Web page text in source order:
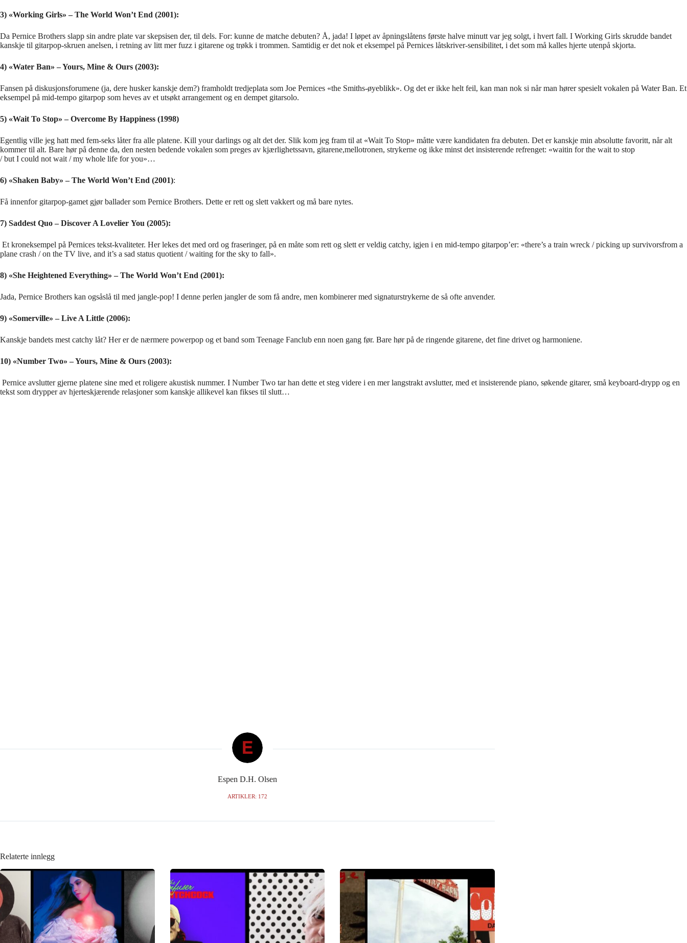
3) «Working Girls» – The World Won’t End (2001):
Da Pernice Brothers slapp sin andre plate var skepsisen der, til dels. For: kunne de matche debuten? Å, jada! I løpet av åpningslåtens første halve minutt var jeg solgt, i hvert fall. I Working Girls skrudde bandet
kanskje til gitarpop-skruen anelsen, i retning av litt mer fuzz i gitarene og trøkk i trommen. Samtidig er det nok et eksempel på Pernices låtskriver-sensibilitet, i det som må kalles hjerte utenpå skjorta.
4) «Water Ban» – Yours, Mine & Ours (2003):
Fansen på diskusjonsforumene (ja, dere husker kanskje dem?) framholdt tredjeplata som Joe Pernices «the Smiths-øyeblikk». Og det er ikke helt feil, kan man nok si når man hører spesielt vokalen på Water Ban. Et
eksempel på mid-tempo gitarpop som heves av et utsøkt arrangement og en dempet gitarsolo.
5) «Wait To Stop» – Overcome By Happiness (1998)
Egentlig ville jeg hatt med fem-seks låter fra alle platene. Kill your darlings og alt det der. Slik kom jeg fram til at «Wait To Stop» måtte være kandidaten fra debuten. Det er kanskje min absolutte favoritt, når alt
kommer til alt. Bare hør på denne da, den nesten bedende vokalen som preges av kjærlighetssavn, gitarene,mellotronen, strykerne og ikke minst det insisterende refrenget: «waitin for the wait to stop
/ but I could not wait / my whole life for you»…
6) «Shaken Baby» – The World Won’t End (2001):
Få innenfor gitarpop-gamet gjør ballader som Pernice Brothers. Dette er rett og slett vakkert og må bare nytes.
7) Saddest Quo – Discover A Lovelier You (2005):
Et kroneksempel på Pernices tekst-kvaliteter. Her lekes det med ord og fraseringer, på en måte som rett og slett er veldig catchy, igjen i en mid-tempo gitarpop’er: «there’s a train wreck / picking up survivorsfrom a
plane crash / on the TV live, and it’s a sad status quotient / waiting for the sky to fall».
8) «She Heightened Everything» – The World Won’t End (2001):
Jada, Pernice Brothers kan ogsåslå til med jangle-pop! I denne perlen jangler de som få andre, men kombinerer med signaturstrykerne de så ofte anvender.
9) «Somerville» – Live A Little (2006):
Kanskje bandets mest catchy låt? Her er de nærmere powerpop og et band som Teenage Fanclub enn noen gang før. Bare hør på de ringende gitarene, det fine drivet og harmoniene.
10) «Number Two» – Yours, Mine & Ours (2003):
Pernice avslutter gjerne platene sine med et roligere akustisk nummer. I Number Two tar han dette et steg videre i en mer langstrakt avslutter, med et insisterende piano, søkende gitarer, små keyboard-drypp og en
tekst som drypper av hjerteskjærende relasjoner som kanskje allikevel kan fikses til slutt…
Espen D.H. Olsen
ARTIKLER: 172
Relaterte innlegg